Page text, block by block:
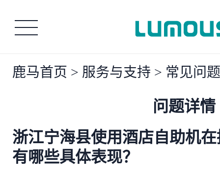
鹿马首页 > 服务与支持 > 常见问题
问题详情
浙江宁海县使用酒店自助机
有哪些具体表现？